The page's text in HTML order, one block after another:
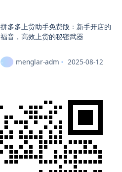
拼多多上货助手免费版：新手开店的
福音，高效上货的秘密武器
menglar-adm 2025-08-12